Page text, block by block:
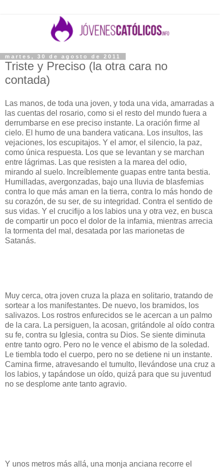
martes, 30 de agosto de 2011
Triste y Preciso (la otra cara no
contada)
Las manos, de toda una joven, y toda una vida, amarradas a
las cuentas del rosario, como si el resto del mundo fuera a
derrumbarse en ese preciso instante. La oración firme al
cielo. El humo de una bandera vaticana. Los insultos, las
vejaciones, los escupitajos. Y el amor, el silencio, la paz,
como única respuesta. Los que se levantan y se marchan
entre lágrimas. Las que resisten a la marea del odio,
mirando al suelo. Increíblemente guapas entre tanta bestia.
Humilladas, avergonzadas, bajo una lluvia de blasfemias
contra lo que más aman en la tierra, contra lo más hondo de
su corazón, de su ser, de su integridad. Contra el sentido de
sus vidas. Y el crucifijo a los labios una y otra vez, en busca
de compartir un poco el dolor de la infamia, mientras arrecia
la tormenta del mal, desatada por las marionetas de
Satanás.
Muy cerca, otra joven cruza la plaza en solitario, tratando de
sortear a los manifestantes. De nuevo, los bramidos, los
salivazos. Los rostros enfurecidos se le acercan a un palmo
de la cara. La persiguen, la acosan, gritándole al oído contra
su fe, contra su Iglesia, contra su Dios. Se siente diminuta
entre tanto ogro. Pero no le vence el abismo de la soledad.
Le tiembla todo el cuerpo, pero no se detiene ni un instante.
Camina firme, atravesando el tumulto, llevándose una cruz a
los labios, y tapándose un oído, quizá para que su juventud
no se desplome ante tanto agravio.
Y unos metros más allá, una monja anciana recorre el